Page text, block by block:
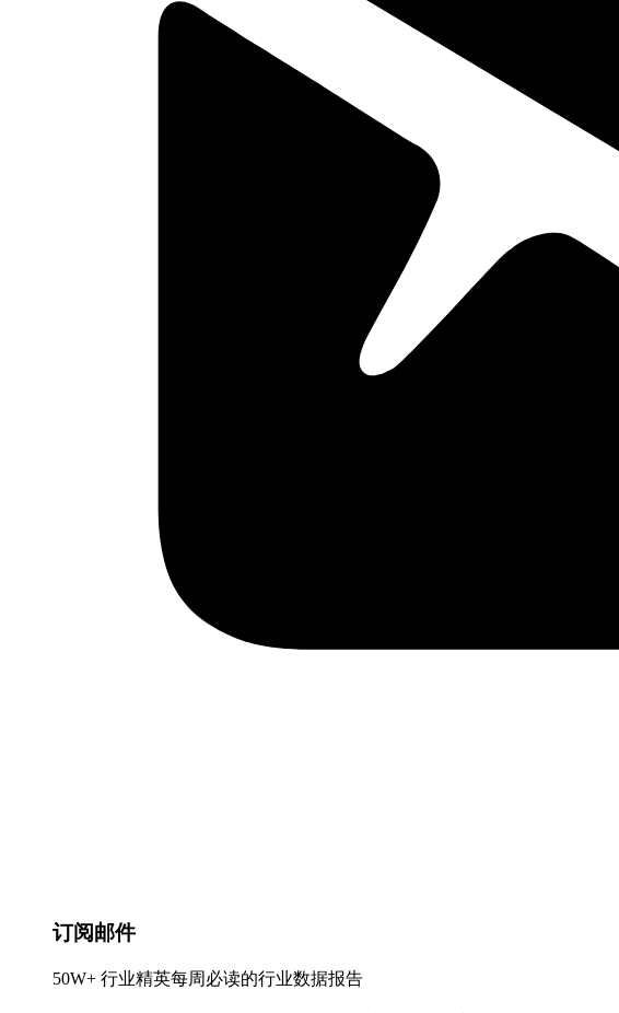
订阅邮件
50W+ 行业精英每周必读的行业数据报告